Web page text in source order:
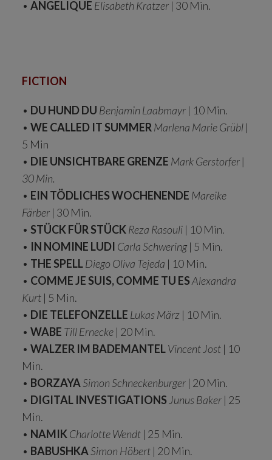
• ANGELIQUE Elisabeth Kratzer | 30 Min.
FICTION
• DU HUND DU Benjamin Laabmayr | 10 Min.
• WE CALLED IT SUMMER Marlena Marie Grübl |
5 Min
• DIE UNSICHTBARE GRENZE Mark Gerstorfer |
30 Min.
• EIN TÖDLICHES WOCHENENDE Mareike
Färber | 30 Min.
• STÜCK FÜR STÜCKReza Rasouli | 10 Min.
• IN NOMINE LUDI Carla Schwering | 5 Min.
• THE SPELLDiego Oliva Tejeda | 10 Min.
• COMME JE SUIS, COMME TU ESAlexandra
Kurt | 5 Min.
• DIE TELEFONZELLE Lukas März | 10 Min.
• WABE Till Ernecke | 20 Min.
• WALZER IM BADEMANTELVincent Jost | 10
Min.
• BORZAYASimon Schneckenburger | 20 Min.
• DIGITAL INVESTIGATIONS Junus Baker | 25
Min.
• NAMIKCharlotte Wendt | 25 Min.
• BABUSHKASimon Höbert | 20 Min.